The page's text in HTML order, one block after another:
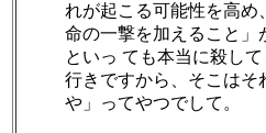
れが起こる可能性を高め
命の一撃を加えること」
といっ ても本当に殺し
行きですから、そこはそ
や」ってやつでして。